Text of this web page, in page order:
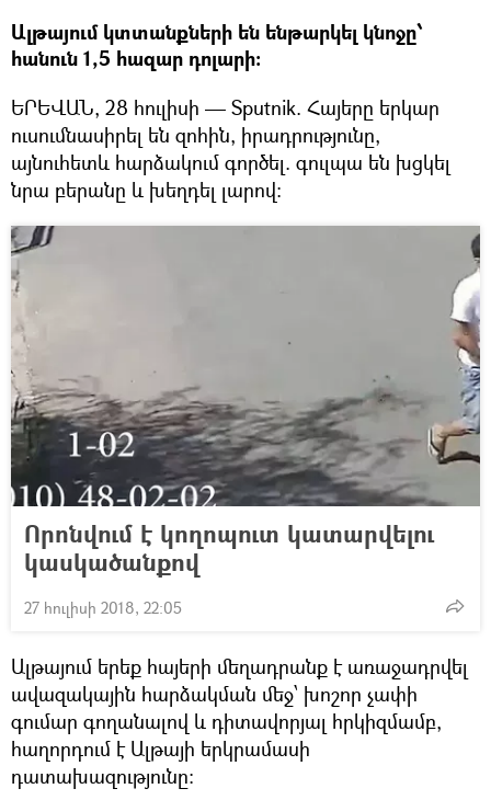
Ալթայում կտտանքների են ենթարկել կնոջը՝
հանուն 1,5 հազար դոլարի։
ԵՐԵՎԱՆ, 28 հուլիսի — Sputnik. Հայերը երկար
ուսումնասիրել են զոհին, իրադրությունը,
այնուհետև հարձակում գործել. գուլպա են խցկել
նրա բերանը և խեղդել լարով։
Որոնվում է կողոպուտ կատարվելու
կասկածանքով
27 հուլիսի 2018, 22:05
Ալթայում երեք հայերի մեղադրանք է առաջադրվել
ավազակային հարձակման մեջ՝ խոշոր չափի
գումար գողանալով և դիտավորյալ հրկիզմամբ,
հաղորդում է Ալթայի երկրամասի
դատախազությունը։